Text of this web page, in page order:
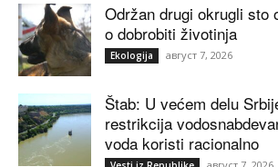
Održan drugi okrugli sto
o dobrobiti životinja
Ekologija август 7, 2026
Štab: U većem delu
restrikcija
voda koristi racionalno